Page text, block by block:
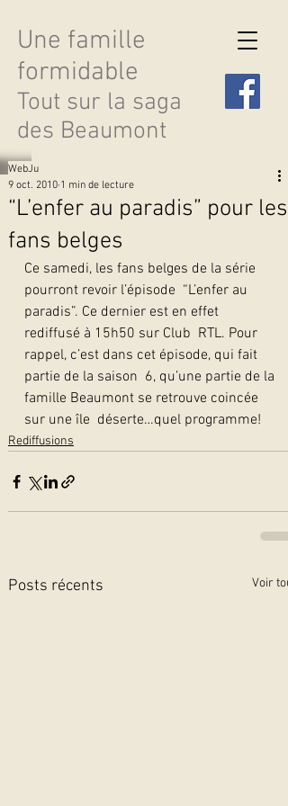
Une famille
formidable
Tout sur la saga
des Beaumont
Découvrir les saisons
“L’enfer au paradis” pour les
fans belges
WebJu
9 oct. 2010 1 min de lecture
Ce samedi, les fans belges de la série
pourront revoir l’épisode  “L’enfer au
paradis”. Ce dernier est en effet
rediffusé à 15h50 sur Club  RTL. Pour
rappel, c’est dans cet épisode, qui fait
partie de la saison  6, qu’une partie de la
famille Beaumont se retrouve coincée
sur une île  déserte…quel programme!
Rediffusions
Posts récents Voir tout